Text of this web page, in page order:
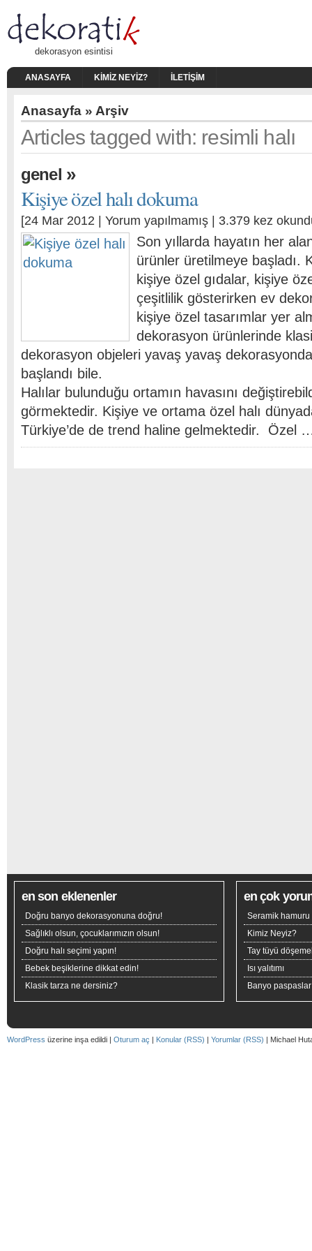
dekorasyon esintisi
ANASAYFA KIMIZ NEYIZ? İLETIŞIM
Anasayfa » Arşiv
Articles tagged with: resimli halı
genel »
Kişiye özel halı dokuma
[24 Mar 2012 | Yorum yapılmamış | 3.379 kez
Son yıllarda hayatın her
ürünler üretilmeye başladı.
kişiye özel gıdalar, kişiye
çeşitlilik gösterirken ev
kişiye özel tasarımlar yer
dekorasyon ürünlerinde
dekorasyon objeleri yavaş yavaş
başlandı bile.
Halılar bulunduğu ortamın havasını
görmektedir. Kişiye ve ortama özel halı
Türkiye’de de trend haline gelmektedir. Özel
en son eklenenler
Doğru banyo dekorasyonuna doğru!
Sağlıklı olsun, çocuklarımızın olsun!
Doğru halı seçimi yapın!
Bebek beşiklerine dikkat edin!
Klasik tarza ne dersiniz?
en çok
Seramik hamuru
Kimiz Neyiz?
Tay tüyü
Isı yalıtımı
Banyo
WordPress üzerine inşa edildi | Oturum aç | Konular (RSS) | Yorumlar (RSS) | Michael